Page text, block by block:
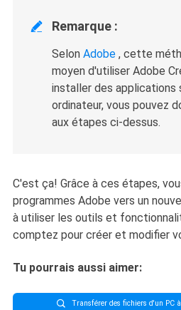
 Remarque :
Selon Adobe, cette
moyen d'utiliser Adobe
installer des applications
ordinateur, vous pouvez
aux étapes ci-dessus.
C'est ça! Grâce à ces étapes,
programmes Adobe vers un
à utiliser les outils et
comptez pour créer et modifier
Tu pourrais aussi aimer:
 Transférer des fichiers d'un PC